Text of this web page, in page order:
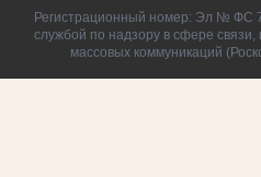
Регистрационный номер: Эл № ФС
службой по надзору в сфере
массовых коммуникаций